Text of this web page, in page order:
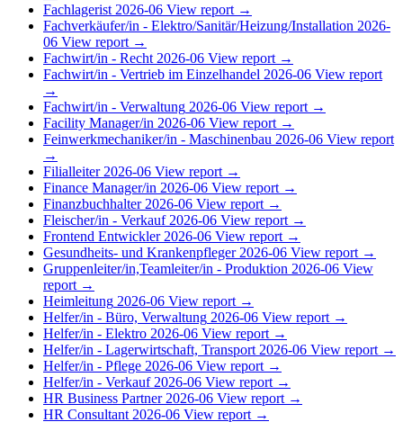
Fachlagerist 2026-06 View report →
Fachverkäufer/in - Elektro/Sanitär/Heizung/Installation 2026-
06 View report →
Fachwirt/in - Recht 2026-06 View report →
Fachwirt/in - Vertrieb im Einzelhandel 2026-06 View report
→
Fachwirt/in - Verwaltung 2026-06 View report →
Facility Manager/in 2026-06 View report →
Feinwerkmechaniker/in - Maschinenbau 2026-06 View report
→
Filialleiter 2026-06 View report →
Finance Manager/in 2026-06 View report →
Finanzbuchhalter 2026-06 View report →
Fleischer/in - Verkauf 2026-06 View report →
Frontend Entwickler 2026-06 View report →
Gesundheits- und Krankenpfleger 2026-06 View report →
Gruppenleiter/in,Teamleiter/in - Produktion 2026-06 View
report →
Heimleitung 2026-06 View report →
Helfer/in - Büro, Verwaltung 2026-06 View report →
Helfer/in - Elektro 2026-06 View report →
Helfer/in - Lagerwirtschaft, Transport 2026-06 View report →
Helfer/in - Pflege 2026-06 View report →
Helfer/in - Verkauf 2026-06 View report →
HR Business Partner 2026-06 View report →
HR Consultant 2026-06 View report →